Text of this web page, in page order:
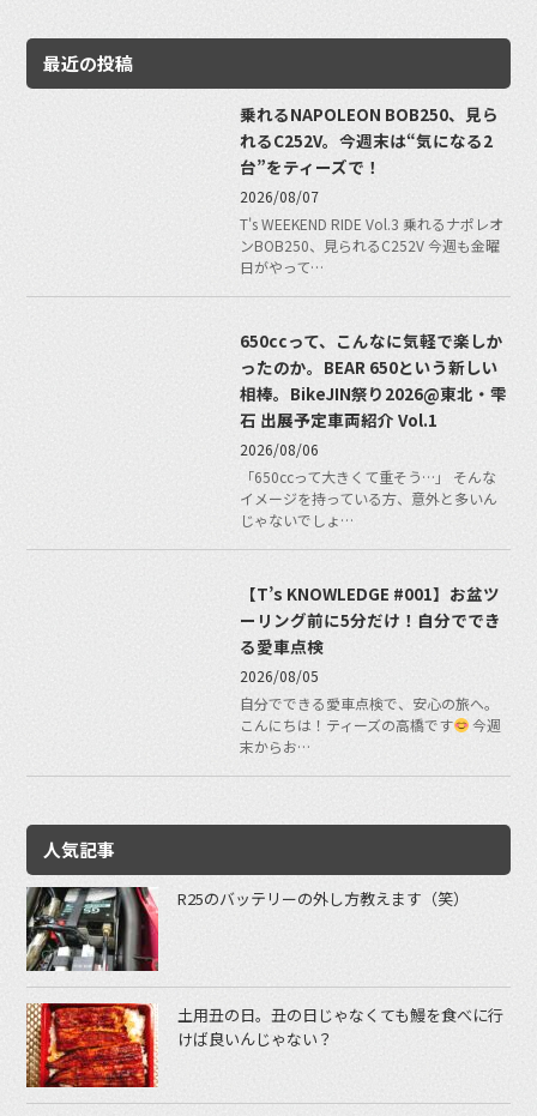
最近の投稿
乗れるNAPOLEON BOB250、見ら
れるC252V。今週末は“気になる2
台”をティーズで！
2026/08/07
T's WEEKEND RIDE Vol.3 乗れるナポレオ
ンBOB250、見られるC252V 今週も金曜
日がやって…
650ccって、こんなに気軽で楽しか
ったのか。BEAR 650という新しい
相棒。BikeJIN祭り2026@東北・雫
石 出展予定車両紹介 Vol.1
2026/08/06
「650ccって大きくて重そう…」 そんな
イメージを持っている方、意外と多いん
じゃないでしょ…
【T’s KNOWLEDGE #001】お盆ツ
ーリング前に5分だけ！自分ででき
る愛車点検
2026/08/05
自分でできる愛車点検で、安心の旅へ。
こんにちは！ティーズの高橋です
今週
末からお…
人気記事
R25のバッテリーの外し方教えます（笑）
土用丑の日。丑の日じゃなくても鰻を食べに行
けば良いんじゃない？